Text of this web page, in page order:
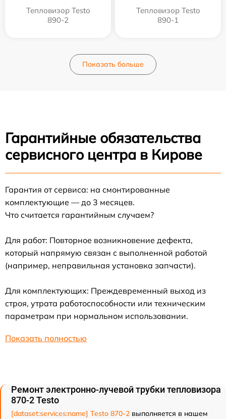
Тепловизор Testo
890-2
Тепловизор Testo
890-1
Показать больше
Гарантийные обязательства
сервисного центра в Кирове
Гарантия от сервиса: на смонтированные
комплектующие — до 3 месяцев.
Что считается гарантийным случаем?
Для работ: Повторное возникновение дефекта,
который напрямую связан с выполненной работой
(например, неправильная установка запчасти).
Для комплектующих: Преждевременный выход из
строя, утрата работоспособности или техническим
параметрам при нормальном использовании.
Показать полностью
Ремонт электронно-лучевой трубки тепловизора
870-2 Testo
[dataset:services:name] Testo 870-2 выполняется в нашем